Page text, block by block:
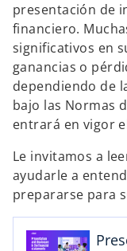
presentación de
financiero.
significativos en
ganancias o
dependiendo de
bajo las Normas
entrará en vigor
Le invitamos a
ayudarl­e a
prepararse para